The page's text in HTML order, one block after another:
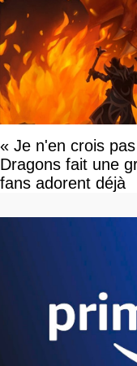
« Je n'en crois
Dragons fait une
fans adorent déjà